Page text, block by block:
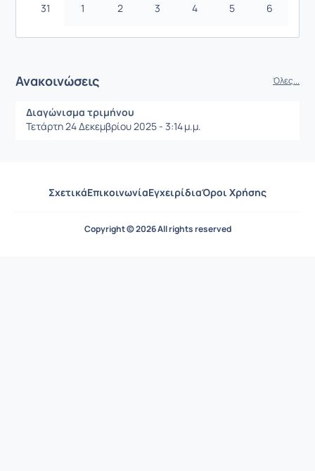
31 1 2 3 4 5 6
Ανακοινώσεις Όλες...
Διαγώνισμα τριμήνου
Τετάρτη 24 Δεκεμβρίου 2025 - 3:14 μ.μ.
ΣχετικάΕπικοινωνίαΕγχειρίδιαΌροι Χρήσης
Copyright © 2026 All rights reserved